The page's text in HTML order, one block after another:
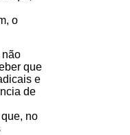
o
não
que
e
de
no